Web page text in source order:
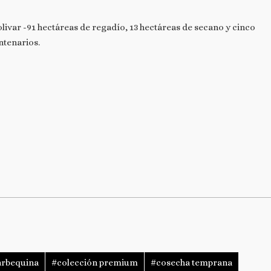
-91 hectáreas de regadío, 13 hectáreas de secano y cinco
#colección premium #cosecha temprana